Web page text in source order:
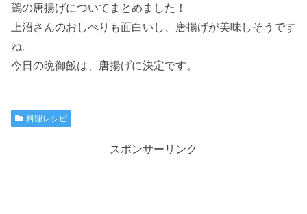
鶏の唐揚げについてまとめました！
上沼さんのおしべりも面白いし、唐揚げが美味しそうです
ね。
今日の晩御飯は、唐揚げに決定です。
料理レシピ
スポンサーリンク